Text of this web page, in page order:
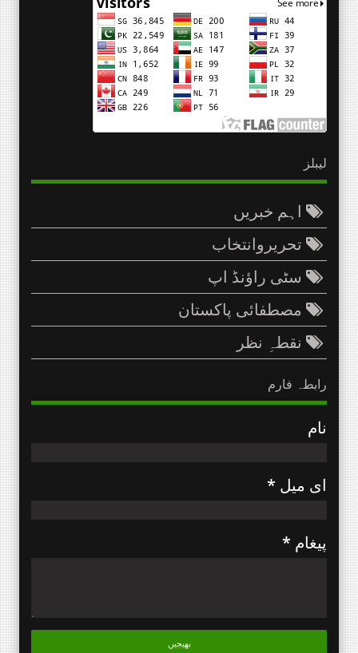
لیبلز
اہم خبریں
تحریروانتخاب
سٹی راؤنڈ اپ
مصطفائی پاکستان
نقطہِ نظر
رابطہ فارم
نام
ای میل *
پیغام *